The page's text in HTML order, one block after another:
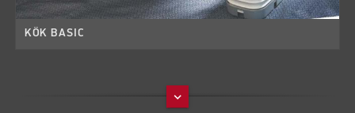
keyboard_arrow_down
KÖK BASIC